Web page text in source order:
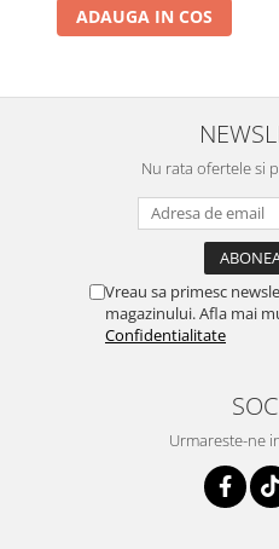
ADAUGA IN COS
Nu rata ofertele si
Vreau sa primesc
magazinului. Afla mai
Confidentialitate
Urmareste-ne